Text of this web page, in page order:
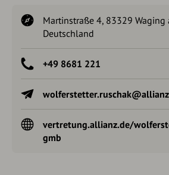
Martinstraße 4, 83329 Waging
Deutschland
+49 8681 221
vertretung.allianz.de/
gmb